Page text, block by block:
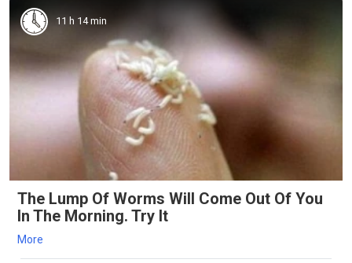
11 h 14 min
The Lump Of Worms Will Come Out Of You
In The Morning. Try It
More